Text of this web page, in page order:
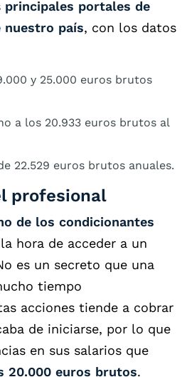
principales portales de
nuestro país, con los datos
y 25.000 euros brutos
a los 20.933 euros brutos al
22.529 euros brutos anuales.
profesional
de los condicionantes
hora de acceder a un
es un secreto que una
tiempo
acciones tiende a cobrar
de iniciarse, por lo que
en sus salarios que
20.000 euros brutos.